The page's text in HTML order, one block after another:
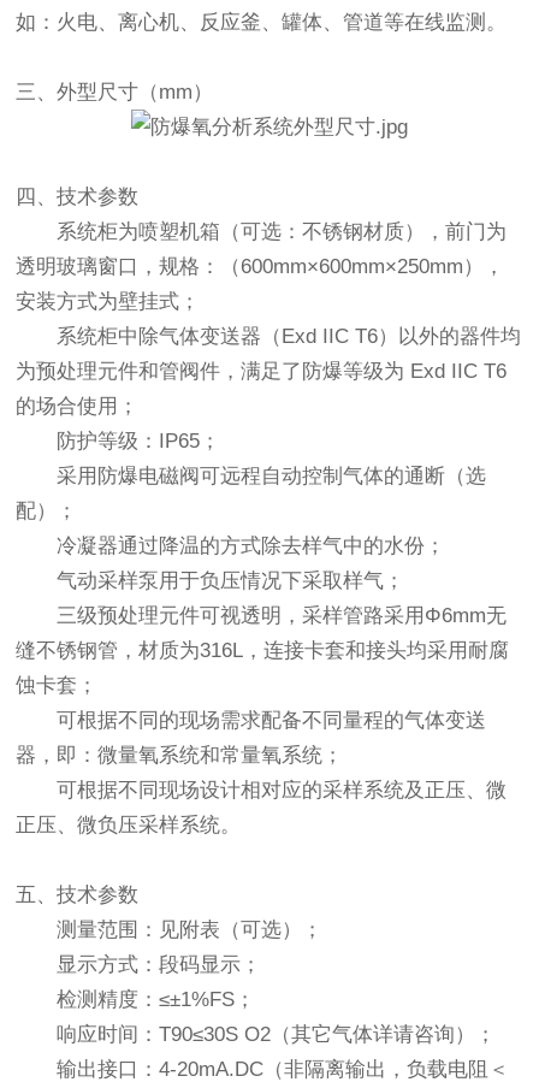
如：火电、离心机、反应釜、罐体、管道等在线监测。
三、外型尺寸（mm）
四、技术参数
系统柜为喷塑机箱（可选：不锈钢材质），前门为
透明玻璃窗口，规格：（600mm×600mm×250mm），
安装方式为壁挂式；
系统柜中除气体变送器（Exd IIC T6）以外的器件均
为预处理元件和管阀件，满足了防爆等级为 Exd IIC T6
的场合使用；
防护等级：IP65；
采用防爆电磁阀可远程自动控制气体的通断（选
配）；
冷凝器通过降温的方式除去样气中的水份；
气动采样泵用于负压情况下采取样气；
三级预处理元件可视透明，采样管路采用Φ6mm无
缝不锈钢管，材质为316L，连接卡套和接头均采用耐腐
蚀卡套；
可根据不同的现场需求配备不同量程的气体变送
器，即：微量氧系统和常量氧系统；
可根据不同现场设计相对应的采样系统及正压、微
正压、微负压采样系统。
五、技术参数
测量范围：见附表（可选）；
显示方式：段码显示；
检测精度：≤±1%FS；
响应时间：T90≤30S O2（其它气体详请咨询）；
输出接口：4-20mA.DC（非隔离输出，负载电阻＜